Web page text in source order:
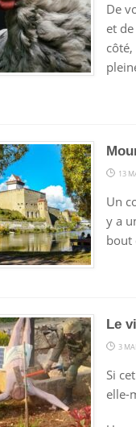
De
et
13
Un
y a
bout
Le
3
Si
elle-